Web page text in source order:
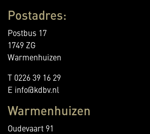
Postadres:
Postbus 17
1749 ZG
Warmenhuizen
T 0226 39 16 29
E info@kdbv.nl
Warmenhuizen
Oudevaart 91